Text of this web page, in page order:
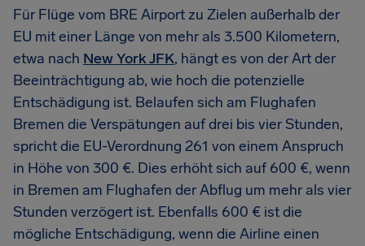
Für Flüge vom BRE Airport zu Zielen außerhalb der
EU mit einer Länge von mehr als 3.500 Kilometern,
etwa nach New York JFK, hängt es von der Art der
Beeinträchtigung ab, wie hoch die potenzielle
Entschädigung ist. Belaufen sich am Flughafen
Bremen die Verspätungen auf drei bis vier Stunden,
spricht die EU-Verordnung 261 von einem Anspruch
in Höhe von 300 €. Dies erhöht sich auf 600 €, wenn
in Bremen am Flughafen der Abflug um mehr als vier
Stunden verzögert ist. Ebenfalls 600 € ist die
mögliche Entschädigung, wenn die Airline einen